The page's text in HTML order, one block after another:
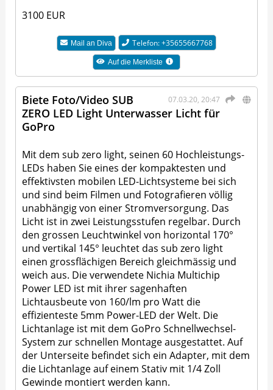
3100 EUR
Mail an Diva Telefon: +35655667768
Auf die Merkliste
07.03.20, 20:47
Biete Foto/Video SUB
ZERO LED Light Unterwasser Licht für
GoPro
Mit dem sub zero light, seinen 60 Hochleistungs-
LEDs haben Sie eines der kompaktesten und
effektivsten mobilen LED-Lichtsysteme bei sich
und sind beim Filmen und Fotografieren völlig
unabhängig von einer Stromversorgung. Das
Licht ist in zwei Leistungsstufen regelbar. Durch
den grossen Leuchtwinkel von horizontal 170°
und vertikal 145° leuchtet das sub zero light
einen grossflächigen Bereich gleichmässig und
weich aus. Die verwendete Nichia Multichip
Power LED ist mit ihrer sagenhaften
Lichtausbeute von 160/lm pro Watt die
effizienteste 5mm Power-LED der Welt. Die
Lichtanlage ist mit dem GoPro Schnellwechsel-
System zur schnellen Montage ausgestattet. Auf
der Unterseite befindet sich ein Adapter, mit dem
die Lichtanlage auf einem Stativ mit 1/4 Zoll
Gewinde montiert werden kann.